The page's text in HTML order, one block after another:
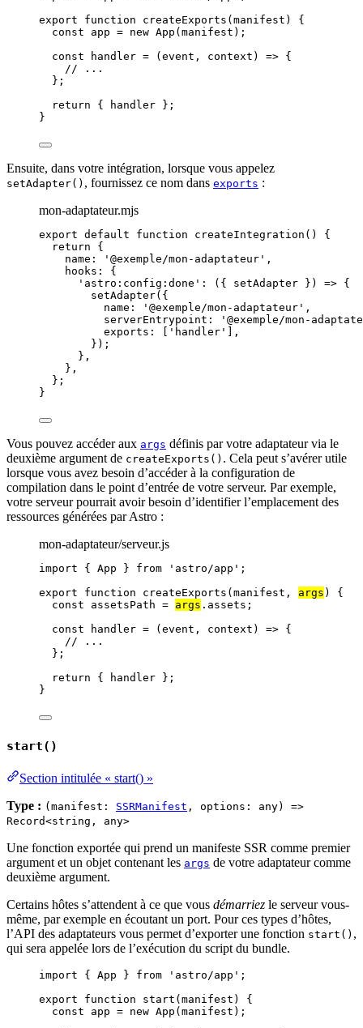
export
function createExports ( manifest )
{
const app = new App ( manifest );
const
handler = ( event , context )
=> {
// ...
} ;
return { handler };
}
Ensuite, dans votre intégration, lorsque vous appelez
setAdapter() , fournissez ce nom dans exports :
mon-adaptateur.mjs
export default function createIntegration ()
{
return {
name:
' @exemple/mon-adaptateur ' ,
hooks: {
' astro:config:done ' : ( { setAdapter } ) => {
setAdapter({
name:
' @exemple/mon-adaptateur ' ,
serverEntrypoint:
' @exemple/mon-
exports: [
' handler '
,
});
} ,
} ,
};
}
Vous pouvez accéder aux args définis par votre adaptateur via le
deuxième argument de createExports() . Cela peut s’avérer utile
lorsque vous avez besoin d’accéder à la configuration de
compilation dans le point d’entrée de votre serveur. Par exemple,
votre serveur pourrait avoir besoin d’identifier l’emplacement des
ressources générées par Astro :
mon-adaptateur/serveur.js
import { App } from ' astro/app ' ;
export
function createExports ( manifest , args )
{
const assetsPath = args . assets ;
const
handler = ( event , context )
=> {
// ...
} ;
return { handler };
}
start()
Section intitulée « start() »
Type : (manifest: SSRManifest , options: any) =>
Record<string, any>
Une fonction exportée qui prend un manifeste SSR comme premier
argument et un objet contenant les args de votre adaptateur comme
deuxième argument.
Certains hôtes s’attendent à ce que vous démarriez le serveur vous-
même, par exemple en écoutant un port. Pour ces types d’hôtes,
l’API des adaptateurs vous permet d’exporter une fonction start() ,
qui sera appelée lors de l’exécution du script du bundle.
import { App } from ' astro/app ' ;
export
function start ( manifest )
{
const app = new App ( manifest );